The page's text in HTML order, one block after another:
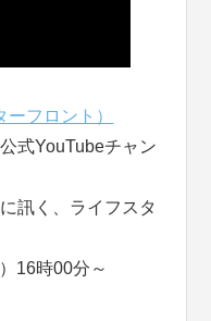
フロント）
式YouTubeチャン
訊く、ライフスタ
16時00分～